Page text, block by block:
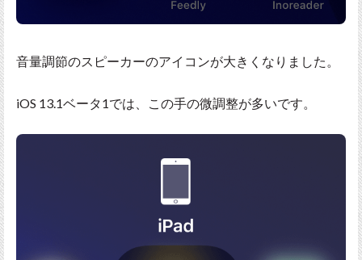
音量調節のスピーカーのアイコンが大きくなりました。
iOS 13.1ベータ1では、この手の微調整が多いです。